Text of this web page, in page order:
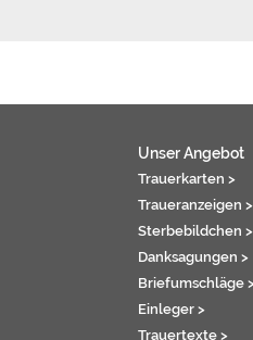
Unser Angebot
Trauerkarten >
Traueranzeigen >
Sterbebildchen >
Danksagungen >
Briefumschläge
Einleger >
Trauertexte >